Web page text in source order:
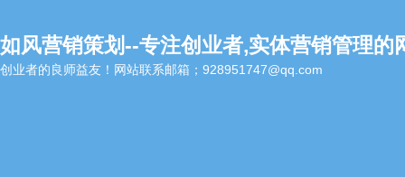
如风营销策划--专注创业者,实体营销管理的
创业者的良师益友！网站联系邮箱；928951747@qq.com